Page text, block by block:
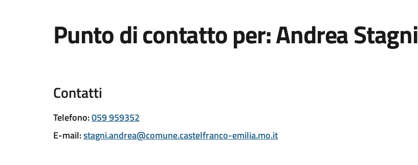
Punto di contatto per: Andrea Stagni
Contatti
Telefono:059 959352
E-mail:stagni.andrea@comune.castelfranco-emilia.mo.it